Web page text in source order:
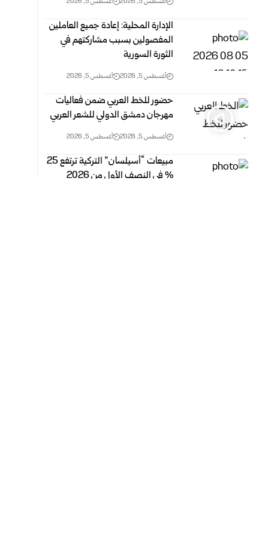
الإدارة المحلية: إعادة جميع العاملين
المفصولين بسبب مشاركتهم في
الثورة السورية
أغسطس 5, 2026 أغسطس 5, 2026
حضور للخط العربي ضمن فعاليات
مهرجان دمشق الدولي للشعر العربي
أغسطس 5, 2026 أغسطس 5, 2026
مبيعات “أسيلسان” التركية ترتفع 25
% في النصف الأول من 2026